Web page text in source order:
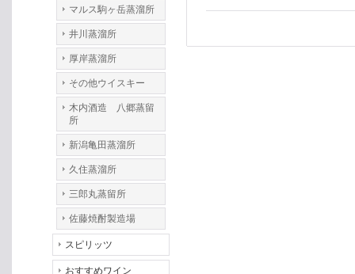
マルス駒ヶ岳蒸溜所
井川蒸溜所
厚岸蒸溜所
その他ウイスキー
木内酒造 八郷蒸留
所
新潟亀田蒸溜所
久住蒸溜所
三郎丸蒸留所
佐藤焼酎製造場
スピリッツ
おすすめワイン